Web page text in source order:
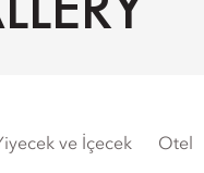
ve İçecek Otel